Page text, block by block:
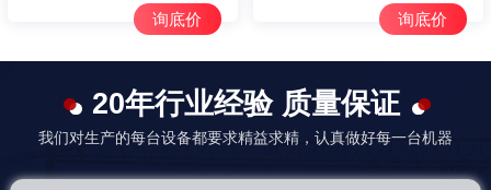
询底价 询底价
20年行业经验 质量保证
我们对生产的每台设备都要求精益求精，认真做好每一台机器